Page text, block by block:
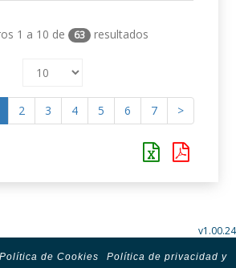
1 a 10 de 63 resultados
2 3 4 5 6 7 >
v1.00.24
Política de Cookies
Política de privacidad y